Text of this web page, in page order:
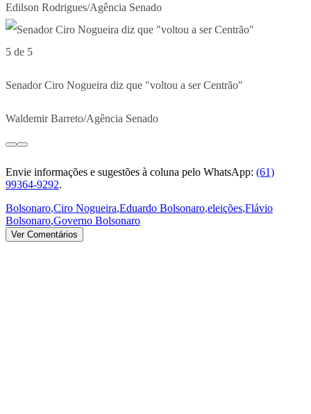
Edilson Rodrigues/Agência Senado
5 de 5
Senador Ciro Nogueira diz que "voltou a ser Centrão"
Waldemir Barreto/Agência Senado
Envie informações e sugestões à coluna pelo WhatsApp: (61)
99364-9292.
Bolsonaro,Ciro Nogueira,Eduardo Bolsonaro,eleições,Flávio
Bolsonaro,Governo Bolsonaro
Ver Comentários